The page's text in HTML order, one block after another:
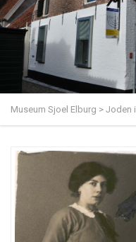
Museum Sjoel Elburg > Joden